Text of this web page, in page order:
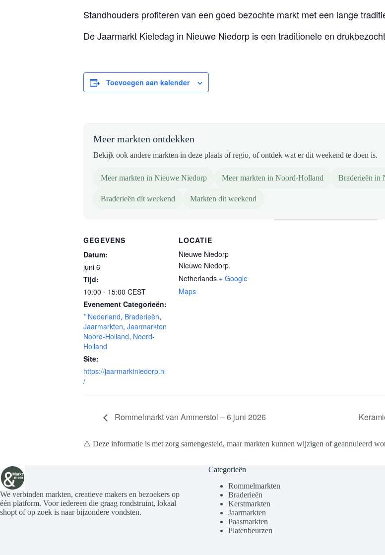
Standhouders profiteren van een goed bezochte markt met een lange
De Jaarmarkt Kieledag in Nieuwe Niedorp is een traditionele en
Toevoegen aan kalender
Meer markten ontdekken
Bekijk ook andere markten in deze plaats of regio, of ontdek wat er dit weekend te doen is.
Meer markten in Nieuwe Niedorp Meer markten in Noord-Holland Braderieën in
Braderieën dit weekend Markten dit weekend
GEGEVENS
Datum:
juni 6
Tijd:
10:00 - 15:00 CEST
Evenement Categorieën:
* Nederland, Braderieën,
Jaarmarkten, Jaarmarkten
Noord-Holland, Noord-
Holland
Site:
https://jaarmarktniedorp.nl
/
LOCATIE
Nieuwe Niedorp
Nieuwe Niedorp,
Netherlands + Google
Maps
Rommelmarkt van Ammerstol – 6 juni 2026
⚠️ Deze informatie is met zorg samengesteld, maar markten kunnen wijzigen of geannuleerd
We verbinden markten, creatieve makers en bezoekers op
één platform. Voor iedereen die graag rondstruint, lokaal
shopt of op zoek is naar bijzondere vondsten.
Categorieën
Rommelmarkten
Braderieën
Kerstmarkten
Jaarmarkten
Paasmarkten
Platenbeurzen